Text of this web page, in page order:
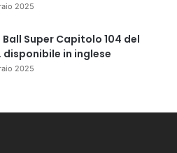
2025
Super Capitolo 104 del
disponibile in inglese
2025